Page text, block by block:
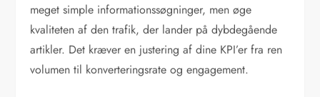
meget simple informationssøgninger, men øge
kvaliteten af den trafik, der lander på dybdegående
artikler. Det kræver en justering af dine KPI’er fra ren
volumen til konverteringsrate og engagement.